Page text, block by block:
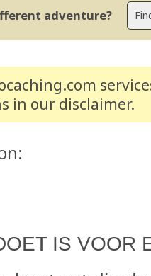
adventure?
in our disclaimer.
IS VOOR